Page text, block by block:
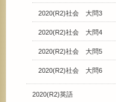
2020(R2)社会 大問3
2020(R2)社会 大問4
2020(R2)社会 大問5
2020(R2)社会 大問6
2020(R2)英語